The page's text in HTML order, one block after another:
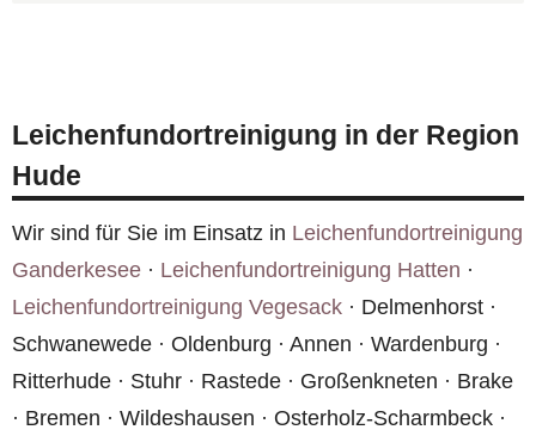
entsprechen den geltenden Hygienestandards.
Alle Einsätze in Hude werden dokumentiert.
Leichenfundortreinigung in der Region
Hude
Wir sind für Sie im Einsatz in Leichenfundortreinigung
Ganderkesee · Leichenfundortreinigung Hatten ·
Leichenfundortreinigung Vegesack · Delmenhorst ·
Schwanewede · Oldenburg · Annen · Wardenburg ·
Ritterhude · Stuhr · Rastede · Großenkneten · Brake
· Bremen · Wildeshausen · Osterholz-Scharmbeck ·